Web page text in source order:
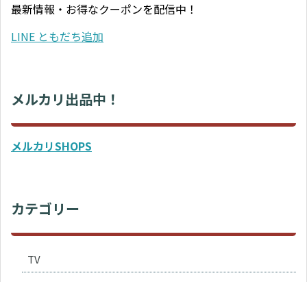
最新情報・お得なクーポンを配信中！
LINE ともだち追加
メルカリ出品中！
メルカリSHOPS
カテゴリー
TV